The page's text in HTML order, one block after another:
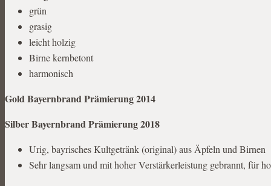
grün
grasig
leicht holzig
Birne kernbetont
harmonisch
Gold Bayernbrand Prämierung 2014
Silber Bayernbrand Prämierung 2018
Urig, bayrisches Kultgetränk (original) aus Äpfeln und Birnen
Sehr langsam und mit hoher Verstärkerleistung gebrannt, für